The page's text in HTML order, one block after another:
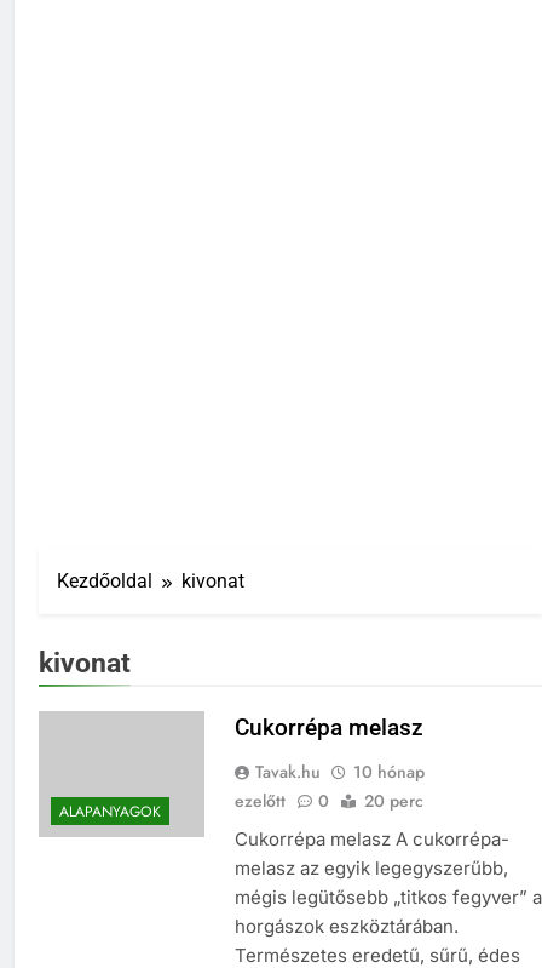
Kezdőoldal kivonat
kivonat
ALAPANYAGOK
Cukorrépa melasz
Tavak.hu
10 hónap
ezelőtt
0 20 perc
Cukorrépa melasz A cukorrépa-
melasz az egyik legegyszerűbb,
mégis legütősebb „titkos fegyver” a
horgászok eszköztárában.
Természetes eredetű, sűrű, édes